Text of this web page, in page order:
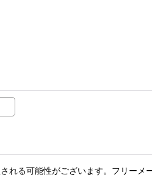
る可能性がございます。フリー